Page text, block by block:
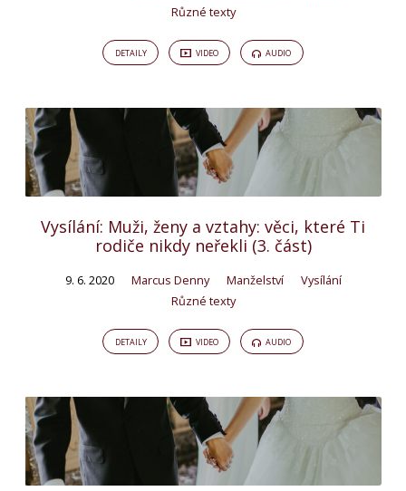
Různé texty
DETAILY VIDEO AUDIO
Vysílání: Muži, ženy a vztahy: věci, které Ti
rodiče nikdy neřekli (3. část)
9. 6. 2020 Marcus Denny Manželství
Vysílání
Různé texty
DETAILY VIDEO AUDIO